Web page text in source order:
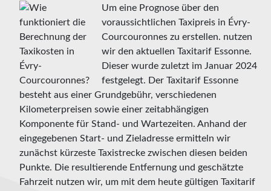
Um eine Prognose über den
voraussichtlichen Taxipreis in Évry-
Courcouronnes zu erstellen. nutzen
wir den aktuellen Taxitarif Essonne.
Dieser wurde zuletzt im Januar 2024
festgelegt. Der Taxitarif Essonne
besteht aus einer Grundgebühr, verschiedenen
Kilometerpreisen sowie einer zeitabhängigen
Komponente für Stand- und Wartezeiten. Anhand der
eingegebenen Start- und Zieladresse ermitteln wir
zunächst kürzeste Taxistrecke zwischen diesen beiden
Punkte. Die resultierende Entfernung und geschätzte
Fahrzeit nutzen wir, um mit dem heute gültigen Taxitarif